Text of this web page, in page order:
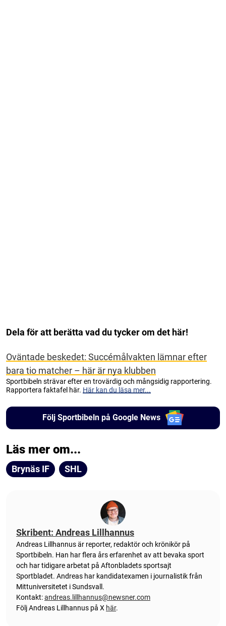
Dela för att berätta vad du tycker om det här!
Oväntade beskedet: Succémålvakten lämnar efter
bara tio matcher – här är nya klubben
Sportbibeln strävar efter en trovärdig och mångsidig rapportering.
Rapportera faktafel här. Här kan du läsa mer...
Följ Sportbibeln på Google News
Läs mer om...
Brynäs IF SHL
Skribent: Andreas Lillhannus
Andreas Lillhannus är reporter, redaktör och krönikör på
Sportbibeln. Han har flera års erfarenhet av att bevaka sport
och har tidigare arbetat på Aftonbladets sportsajt
Sportbladet. Andreas har kandidatexamen i journalistik från
Mittuniversitetet i Sundsvall.
Kontakt:andreas.lillhannus@newsner.com
Följ Andreas Lillhannus på X här.